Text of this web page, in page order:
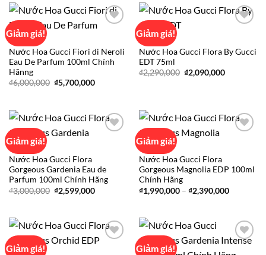
đến
₫2,790,000
Giảm giá!
Add to
wishlist
GUCCI
Nước Hoa Gucci Fiori di Neroli
Eau De Parfum 100ml Chính
Hãnng
₫6,000,000 Giá
gốc
₫5,700,000Giá
₫5,700,000.
Giảm giá!
Add to
GUCCI
Nước Hoa Gucci Flora By Gucci
EDT 75ml
₫2,290,000 Giá
gốc
₫2,090,000Giá
Giảm giá!
wishlist
GUCCI
Nước Hoa Gucci Flora
Gorgeous Gardenia Eau de
Parfum 100ml Chính Hãng
₫3,000,000 Giá
gốc
₫2,599,000Giá
₫2,599,000.
Giảm giá!
wishlist
GUCCI
Nước Hoa Gucci Flora
Gorgeous Magnolia EDP 100ml
Chính Hãng
₫1,990,000 – ₫2,390,000Khoảng
đến
Giảm giá! Giảm giá!